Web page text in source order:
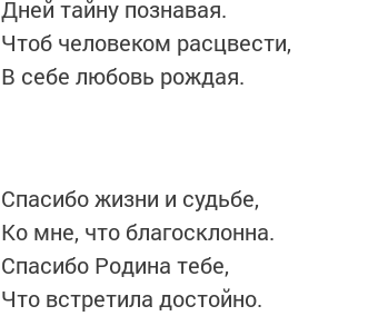
Дней тайну познавая.
Чтоб человеком расцвести,
В себе любовь рождая.
Спасибо жизни и судьбе,
Ко мне, что благосклонна.
Спасибо Родина тебе,
Что встретила достойно.